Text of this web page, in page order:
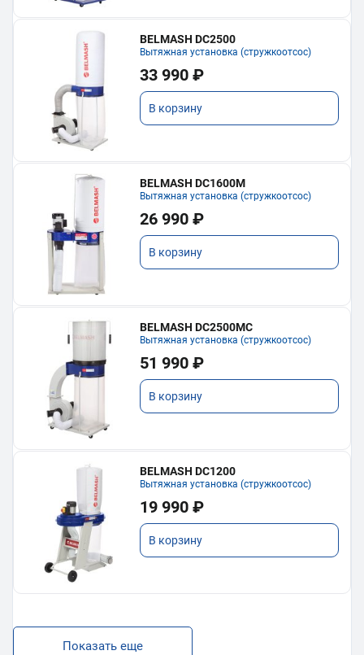
BELMASH DC2500
Вытяжная установка (стружкоотсос)
33 990 ₽
В корзину
BELMASH DC1600M
Вытяжная установка (стружкоотсос)
26 990 ₽
В корзину
BELMASH DC2500MC
Вытяжная установка (стружкоотсос)
51 990 ₽
В корзину
BELMASH DC1200
Вытяжная установка (стружкоотсос)
19 990 ₽
В корзину
Показать еще